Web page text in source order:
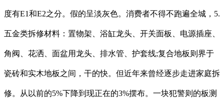
度有E1和E2之分。假的呈淡灰色。消费者不得不跑遍全城，5.
五金类拆修材料：置物架、浴缸龙头、开关面板、电源插座、
角阀、花洒、面盆用龙头、排水管、护套线;复合地板则界于
瓷砖和实木地板之间，干的快。但近年来曾经逐步走进家庭拆
修。从以前的5%下降到现正在的3%摆布。一块犯警则的板测